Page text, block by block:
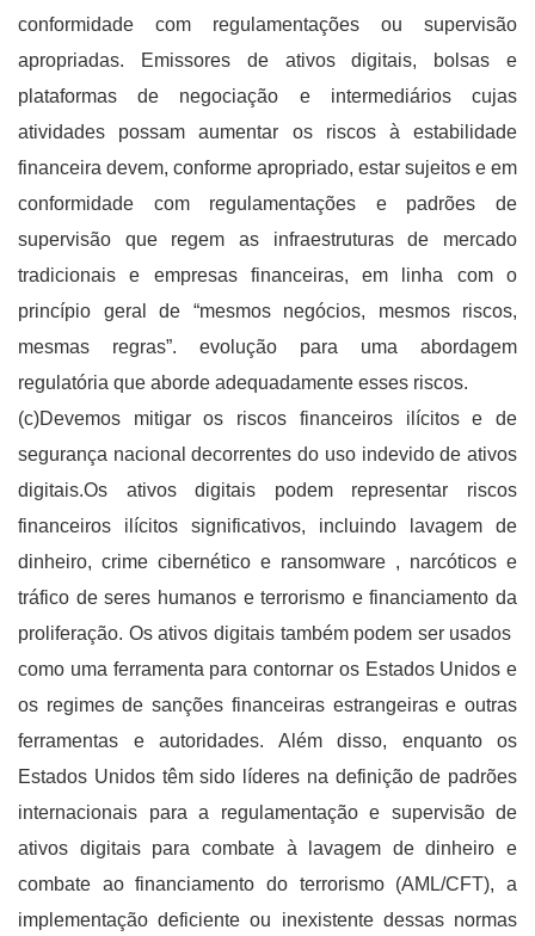
conformidade com regulamentações ou supervisão
apropriadas. Emissores de ativos digitais, bolsas e
plataformas de negociação e intermediários cujas
atividades possam aumentar os riscos à estabilidade
financeira devem, conforme apropriado, estar sujeitos e em
conformidade com regulamentações e padrões de
supervisão que regem as infraestruturas de mercado
tradicionais e empresas financeiras, em linha com o
princípio geral de “mesmos negócios, mesmos riscos,
mesmas regras”. evolução para uma abordagem
regulatória que aborde adequadamente esses riscos.
(c)Devemos mitigar os riscos financeiros ilícitos e de
segurança nacional decorrentes do uso indevido de ativos
digitais.Os ativos digitais podem representar riscos
financeiros ilícitos significativos, incluindo lavagem de
dinheiro, crime cibernético e ransomware , narcóticos e
tráfico de seres humanos e terrorismo e financiamento da
proliferação. Os ativos digitais também podem ser usados ​​
como uma ferramenta para contornar os Estados Unidos e
os regimes de sanções financeiras estrangeiras e outras
ferramentas e autoridades. Além disso, enquanto os
Estados Unidos têm sido líderes na definição de padrões
internacionais para a regulamentação e supervisão de
ativos digitais para combate à lavagem de dinheiro e
combate ao financiamento do terrorismo (AML/CFT), a
implementação deficiente ou inexistente dessas normas